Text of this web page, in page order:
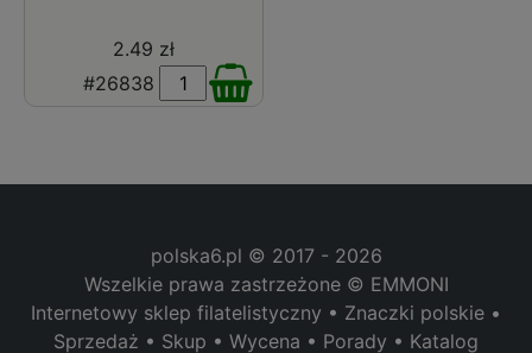
2.49 zł
#26838
polska6.pl © 2017 - 2026
Wszelkie prawa zastrzeżone © EMMONI
Internetowy sklep filatelistyczny • Znaczki polskie •
Sprzedaż • Skup • Wycena • Porady • Katalog